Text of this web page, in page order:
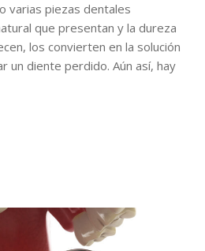
varias piezas dentales
que presentan y la dureza
los convierten en la solución
un diente perdido. Aún así, hay